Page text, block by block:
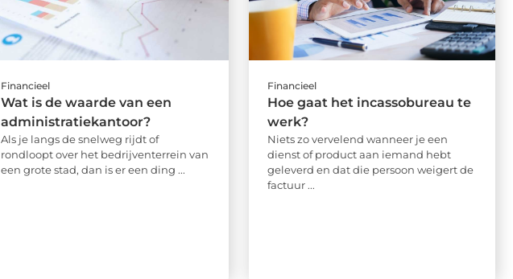
Financieel
Wat is de waarde van een
administratiekantoor?
Als je langs de snelweg rijdt of
rondloopt over het bedrijventerrein van
een grote stad, dan is er een ding ...
Financieel
Hoe gaat het incassobureau te
werk?
Niets zo vervelend wanneer je een
dienst of product aan iemand hebt
geleverd en dat die persoon weigert de
factuur ...